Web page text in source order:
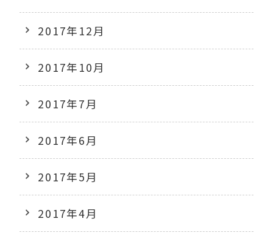
2017年12月
2017年10月
2017年7月
2017年6月
2017年5月
2017年4月